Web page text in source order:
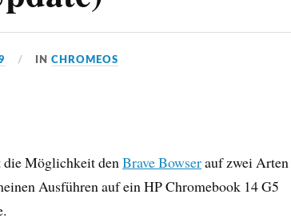
INCHROMEOS
die Möglichkeit denBrave Bowserauf zwei Arten
Ausführen auf ein HP Chromebook 14 G5